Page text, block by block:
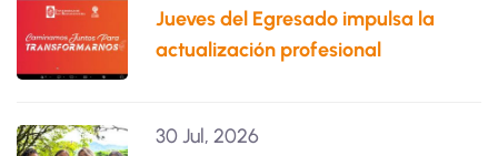
Jueves del Egresado impulsa la
actualización profesional
30 Jul, 2026